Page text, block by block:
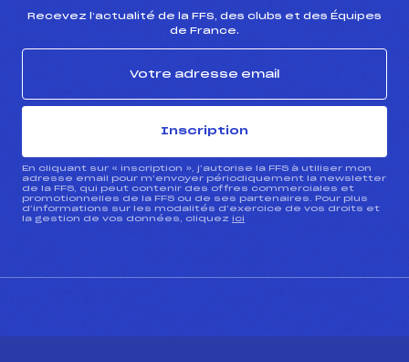
Recevez l’actualité de la FFS, des clubs et des Équipes
de France.
Inscription
En cliquant sur « inscription », j’autorise la FFS à utiliser mon
adresse email pour m’envoyer périodiquement la newsletter
de la FFS, qui peut contenir des offres commerciales et
promotionnelles de la FFS ou de ses partenaires. Pour plus
d’informations sur les modalités d’exercice de vos droits et
la gestion de vos données, cliquez ici